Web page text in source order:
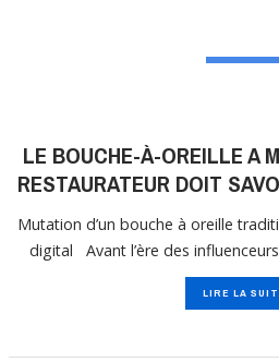
LE BOUCHE-À-OREILLE A
RESTAURATEUR DOIT
Mutation d’un bouche à oreille
digital Avant l’ère des
LIRE LA